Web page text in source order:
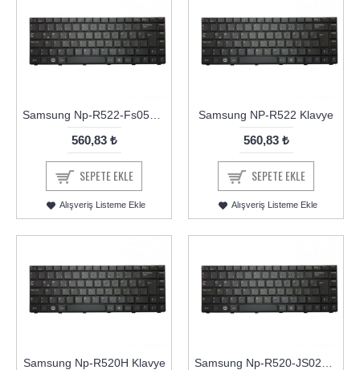
560,83 ₺
SEPETE EKLE
Alışveriş Listeme Ekle
Samsung NP-R522 Klavye
560,83 ₺
SEPETE EKLE
Alışveriş Listeme Ekle
Samsung Np-R520H Klavye